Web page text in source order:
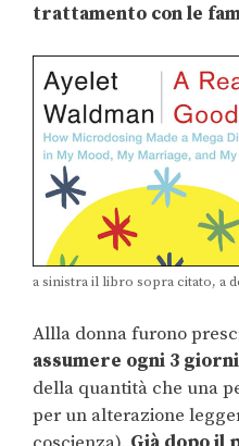
trattamento con le
a sinistra il libro sopra citato, a
Allla donna furono
assumere ogni 3 giorni
della quantità che una
per un alterazione